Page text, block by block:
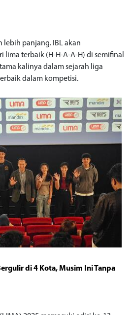
lebih panjang. IBL akan
lima terbaik (H-H-A-A-H) di semifinal
kalinya dalam sejarah liga
dalam kompetisi.
di 4 Kota, Musim Ini Tanpa